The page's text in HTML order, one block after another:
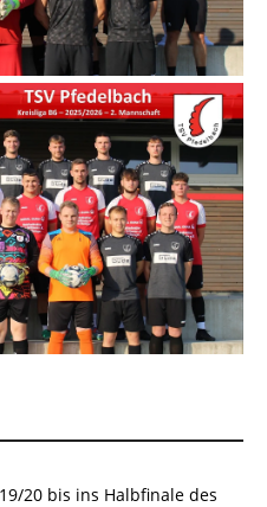
20 bis ins Halbfinale des